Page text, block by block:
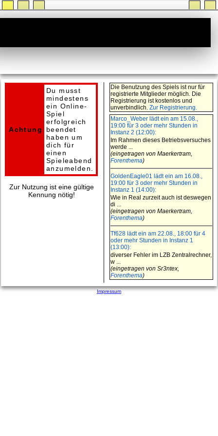
Achtung
Du musst
mindestens
ein Online-
Spiel
erfolgreich
beendet
haben um
dich für
einen
Spieleabend
anzumelden.
Zur Nutzung ist eine gültige
Kennung nötig!
Die Benutzung des Spiels ist nur für
registrierte Mitglieder möglich. Die
Registrierung ist kostenlos und
unverbindlich. Zur Registrierung.
Marco_Weber lädt ein am 15.08.,
19:00 für 3 oder mehr Stunden in
Instanz 2 (12:00):
Im Rahmen dieses Betriebsversuches
werde ...
(eingetragen von Maerkertram,
Forenthema)
GoldenEagle01 lädt ein am 16.08.,
19:00 für 3 oder mehr Stunden in
Instanz 1 (14:00):
Wie in Real zurzeit auch ist deswegen
di ...
(eingetragen von Maerkertram,
Forenthema)
Tf628 lädt ein am 22.08., 18:00 für 4
oder mehr Stunden in Instanz 1
(13:00):
diverser Fehler im LZB Zentralrechner,
w ...
(eingetragen von Sr3ntex,
Forenthema)
Impressum